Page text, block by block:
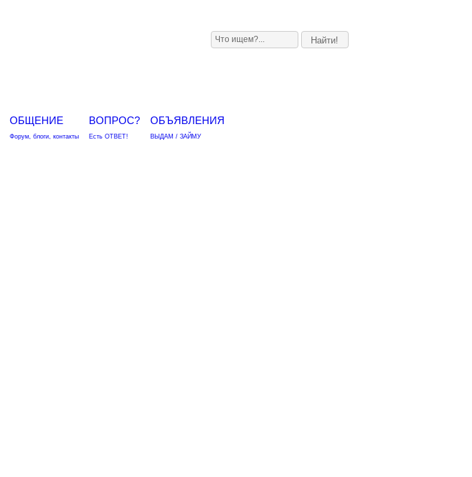
ОБЩЕНИЕ
Форум, блоги, контакты
ВОПРОС?
Есть ОТВЕТ!
ОБЪЯВЛЕНИЯ
ВЫДАМ / ЗАЙМУ